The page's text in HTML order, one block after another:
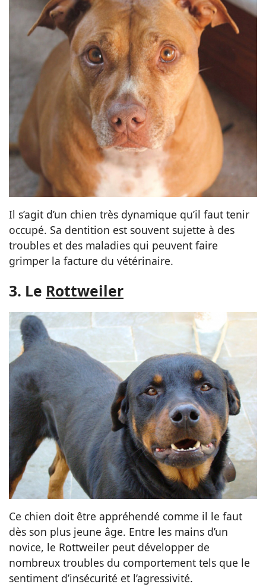
Il s’agit d’un chien très dynamique qu’il faut tenir
occupé. Sa dentition est souvent sujette à des
troubles et des maladies qui peuvent faire
grimper la facture du vétérinaire.
3. Le Rottweiler
Ce chien doit être appréhendé comme il le faut
dès son plus jeune âge. Entre les mains d’un
novice, le Rottweiler peut développer de
nombreux troubles du comportement tels que le
sentiment d’insécurité et l’agressivité.